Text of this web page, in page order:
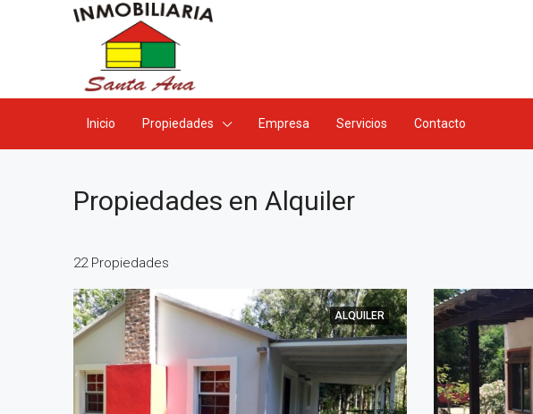
Inicio Propiedades Empresa Servicios Contacto
Propiedades en Alquiler
22 Propiedades
ALQUILER